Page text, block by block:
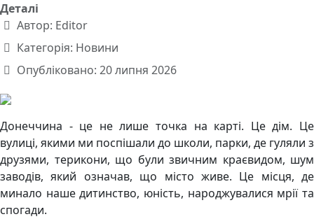
Деталі
Автор: Editor
Категорія: Новини
Опубліковано: 20 липня 2026
Донеччина - це не лише точка на карті. Це дім. Це
вулиці, якими ми поспішали до школи, парки, де гуляли з
друзями, терикони, що були звичним краєвидом, шум
заводів, який означав, що місто живе. Це місця, де
минало наше дитинство, юність, народжувалися мрії та
спогади.